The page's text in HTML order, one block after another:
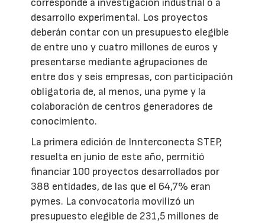
corresponde a investigación industrial o a
desarrollo experimental. Los proyectos
deberán contar con un presupuesto elegible
de entre uno y cuatro millones de euros y
presentarse mediante agrupaciones de
entre dos y seis empresas, con participación
obligatoria de, al menos, una pyme y la
colaboración de centros generadores de
conocimiento.
La primera edición de Innterconecta STEP,
resuelta en junio de este año, permitió
financiar 100 proyectos desarrollados por
388 entidades, de las que el 64,7% eran
pymes. La convocatoria movilizó un
presupuesto elegible de 231,5 millones de